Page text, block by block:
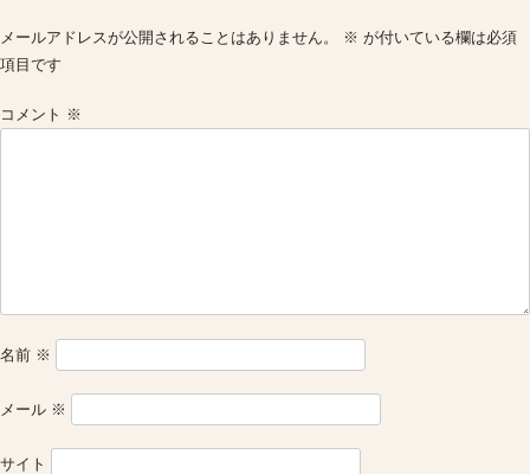
メールアドレスが公開されることはありません。 ※ が付いている欄は必須
項目です
コメント ※
名前 ※
メール ※
サイト